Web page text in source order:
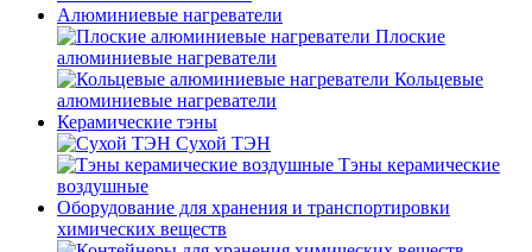
Алюминиевые нагреватели
Плоские
алюминиевые нагреватели
Кольцевые
алюминиевые нагреватели
Керамические тэны
Сухой ТЭН
Тэны керамические
воздушные
Оборудование для хранения и транспортировки
химических веществ